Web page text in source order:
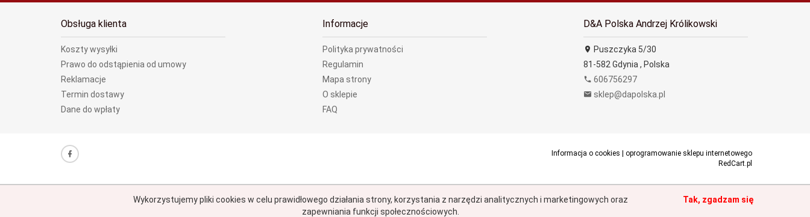
Obsługa klienta
Koszty wysyłki
Prawo do odstąpienia od umowy
Reklamacje
Termin dostawy
Dane do wpłaty
Informacje
Polityka prywatności
Regulamin
Mapa strony
O sklepie
FAQ
D&A Polska Andrzej Królikowski
Puszczyka 5/30
81-582 Gdynia , Polska
606756297
sklep@dapolska.pl
Informacja o cookies
oprogramowanie sklepu internetowego
RedCart.pl
Wykorzystujemy pliki cookies w celu prawidłowego działania strony, korzystania z narzędzi analitycznych i marketingowych oraz
zapewniania funkcji społecznościowych.
Tak, zgadzam się